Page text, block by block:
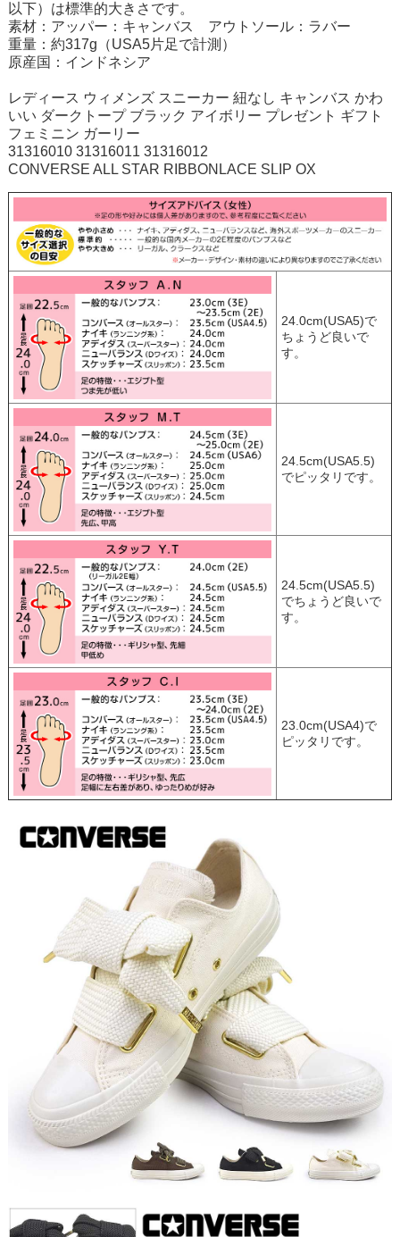
以下）は標準的大きさです。
素材：アッパー：キャンバス アウトソール：ラバー
重量：約317g（USA5片足で計測）
原産国：インドネシア
レディース ウィメンズ スニーカー 紐なし キャンバス かわ
いい ダークトープ ブラック アイボリー プレゼント ギフト
フェミニン ガーリー
31316010 31316011 31316012
CONVERSE ALL STAR RIBBONLACE SLIP OX
24.0cm(USA5)で
ちょうど良いで
す。
24.5cm(USA5.5)
でピッタリです。
24.5cm(USA5.5)
でちょうど良いで
す。
23.0cm(USA4)で
ピッタリです。